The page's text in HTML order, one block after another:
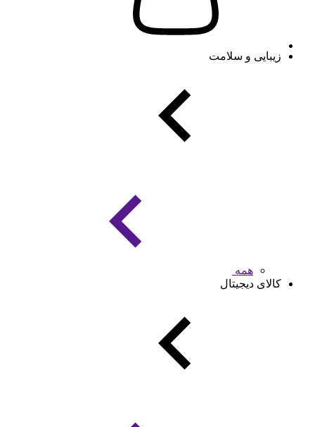
زیبایی و سلامت
همه
کالای دیجیتال